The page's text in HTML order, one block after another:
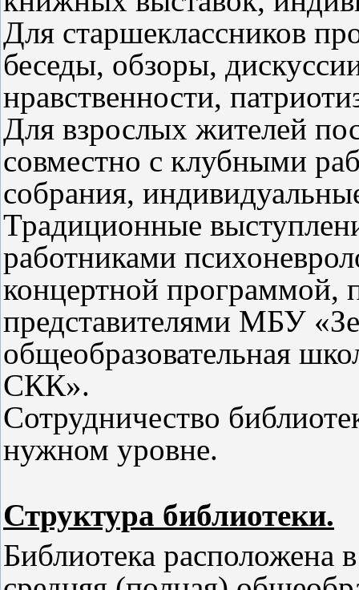
Для старшеклассников
беседы, обзоры,
нравственности,
Для взрослых жителей
совместно с клубными
собрания,
Традиционные
работниками
концертной программой,
представителями МБУ
общеобразовательная
СКК».
Сотрудничество
нужном уровне.
Структура библиотеки.
Библиотека расположена